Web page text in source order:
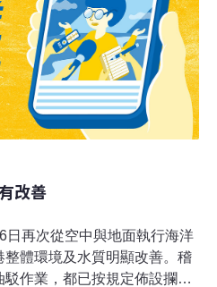
改善
日再次從空中與地面執行海洋
體環境及水質明顯改善。稽
作業，都已按規定佈設攔油